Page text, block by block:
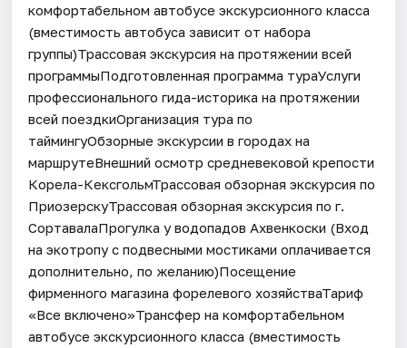
комфортабельном автобусе экскурсионного класса
(вместимость автобуса зависит от набора
группы)Трассовая экскурсия на протяжении всей
программыПодготовленная программа тураУслуги
профессионального гида-историка на протяжении
всей поездкиОрганизация тура по
таймингуОбзорные экскурсии в городах на
маршрутеВнешний осмотр средневековой крепости
Корела-КексгольмТрассовая обзорная экскурсия по
ПриозерскуТрассовая обзорная экскурсия по г.
СортавалаПрогулка у водопадов Ахвенкоски (Вход
на экотропу с подвесными мостиками оплачивается
дополнительно, по желанию)Посещение
фирменного магазина форелевого хозяйстваТариф
«Все включено»Трансфер на комфортабельном
автобусе экскурсионного класса (вместимость